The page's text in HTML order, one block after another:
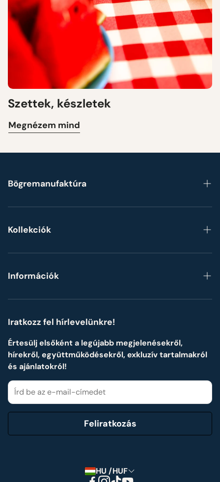
Szettek, készletek
Megnézem mind
Bögremanufaktúra
Főoldal
Rólunk
Kollekciók
Bögrék
Szettek, készletek
Információk
ÁSZF
Adatvédelmi ismertető
Impresszum
Cookie tájékoztató
Elállási nyilatkozat
Iratkozz fel hírlevelünkre!
Értesülj elsőként a legújabb megjelenésekről,
hírekről, együttműködésekről, exkluzív tartalmakról
és ajánlatokról!
Feliratkozás
HU /HUF